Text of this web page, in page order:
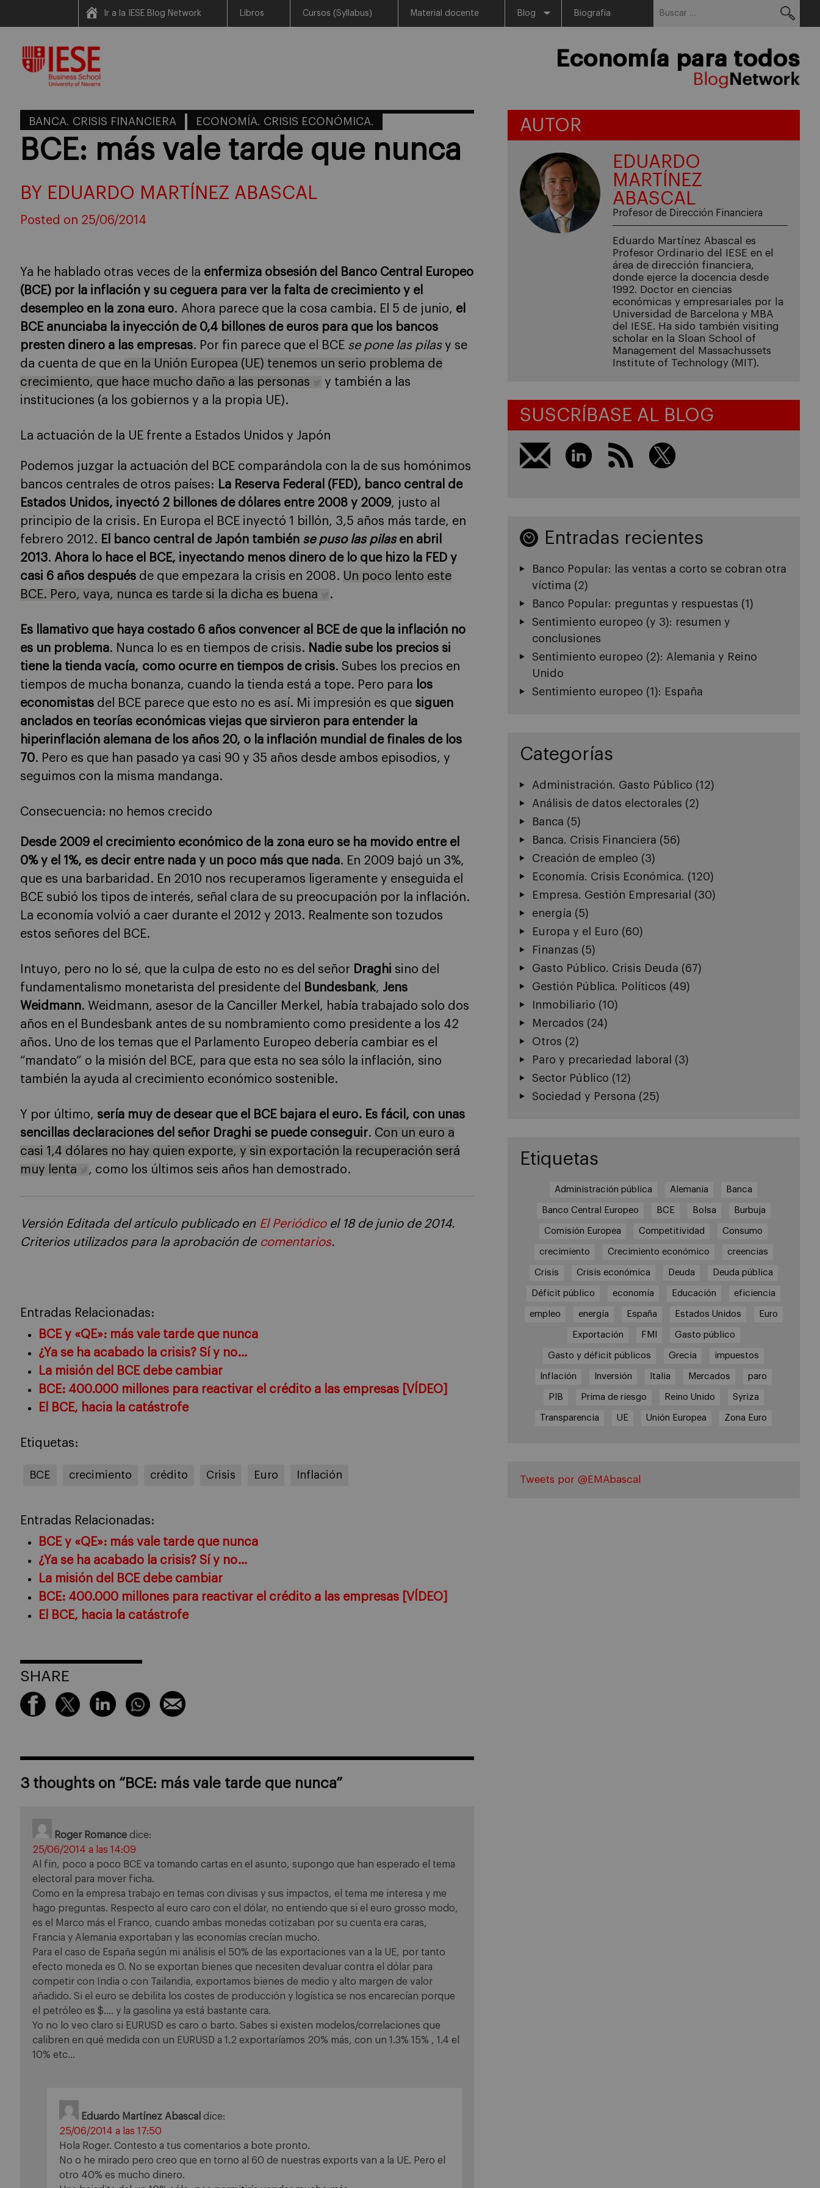
content
Ir a la IESE Blog Network Libros Cursos (Syllabus) Material docente Blog Biografía
Economía para todos
BANCA. CRISIS FINANCIERA ECONOMÍA. CRISIS ECONÓMICA.
BCE: más vale tarde que nunca
BY EDUARDO MARTÍNEZ ABASCAL
Posted on 25/06/2014
Ya he hablado otras veces de la enfermiza obsesión del Banco Central Europeo
(BCE) por la inflación y su ceguera para ver la falta de crecimiento y el
desempleo en la zona euro. Ahora parece que la cosa cambia. El 5 de junio, el
BCE anunciaba la inyección de 0,4 billones de euros para que los bancos
presten dinero a las empresas. Por fin parece que el BCE se pone las pilasy se
da cuenta de que en la Unión Europea (UE) tenemos un serio problema de
crecimiento, que hace mucho daño a las personas
y también a las
instituciones (a los gobiernos y a la propia UE).
La actuación de la UE frente a Estados Unidos y Japón
Podemos juzgar la actuación del BCE comparándola con la de sus homónimos
bancos centrales de otros países: La Reserva Federal (FED), banco central de
Estados Unidos, inyectó 2 billones de dólares entre 2008 y 2009, justo al
principio de la crisis. En Europa el BCE inyectó 1 billón, 3,5 años más tarde, en
febrero 2012. El banco central de Japón también se puso las pilasen abril
2013. Ahora lo hace el BCE, inyectando menos dinero de lo que hizo la FED y
casi 6 años después de que empezara la crisis en 2008. Un poco lento este
BCE. Pero, vaya, nunca es tarde si la dicha es buena
.
Es llamativo que haya costado 6 años convencer al BCE de que la inflación no
es un problema. Nunca lo es en tiempos de crisis. Nadie sube los precios si
tiene la tienda vacía, como ocurre en tiempos de crisis. Subes los precios en
tiempos de mucha bonanza, cuando la tienda está a tope. Pero para los
economistas del BCE parece que esto no es así. Mi impresión es que siguen
anclados en teorías económicas viejas que sirvieron para entender la
hiperinflación alemana de los años 20, o la inflación mundial de finales de los
70. Pero es que han pasado ya casi 90 y 35 años desde ambos episodios, y
seguimos con la misma mandanga.
Consecuencia: no hemos crecido
Desde 2009 el crecimiento económico de la zona euro se ha movido entre el
0% y el 1%, es decir entre nada y un poco más que nada. En 2009 bajó un 3%,
que es una barbaridad. En 2010 nos recuperamos ligeramente y enseguida el
BCE subió los tipos de interés, señal clara de su preocupación por la inflación.
La economía volvió a caer durante el 2012 y 2013. Realmente son tozudos
estos señores del BCE.
Intuyo, pero no lo sé, que la culpa de esto no es del señor Draghi sino del
fundamentalismo monetarista del presidente del
Bundesbank, Jens
Weidmann. Weidmann, asesor de la Canciller Merkel, había trabajado solo dos
años en el Bundesbank antes de su nombramiento como presidente a los 42
años. Uno de los temas que el Parlamento Europeo debería cambiar es el
“mandato” o la misión del BCE, para que esta no sea sólo la inflación, sino
también la ayuda al crecimiento económico sostenible.
Y por último, sería muy de desear que el BCE bajara el euro. Es fácil, con unas
sencillas declaraciones del señor Draghi se puede conseguir. Con un euro a
casi 1,4 dólares no hay quien exporte, y sin exportación la recuperación será
muy lenta
, como los últimos seis años han demostrado.
Versión Editada del artículo publicado en El Periódicoel 18 de junio de 2014.
Criterios utilizados para la aprobación de comentarios.
Entradas Relacionadas:
BCE y «QE»: más vale tarde que nunca
¿Ya se ha acabado la crisis? Sí y no…
La misión del BCE debe cambiar
BCE: 400.000 millones para reactivar el crédito a las empresas [VÍDEO]
El BCE, hacia la catástrofe
Etiquetas:
BCE crecimiento crédito Crisis Euro Inflación
Entradas Relacionadas:
BCE y «QE»: más vale tarde que nunca
¿Ya se ha acabado la crisis? Sí y no…
La misión del BCE debe cambiar
BCE: 400.000 millones para reactivar el crédito a las empresas [VÍDEO]
El BCE, hacia la catástrofe
SHARE
3 thoughts on “ BCE: más vale tarde que nunca”
Roger Romance dice:
25/06/2014 a las 14:09
Al fin, poco a poco BCE va tomando cartas en el asunto, supongo que han esperado el tema
electoral para mover ficha.
Como en la empresa trabajo en temas con divisas y sus impactos, el tema me interesa y me
hago preguntas. Respecto al euro caro con el dólar, no entiendo que si el euro grosso modo,
es el Marco más el Franco, cuando ambas monedas cotizaban por su cuenta era caras,
Francia y Alemania exportaban y las economías crecían mucho.
Para el caso de España según mi análisis el 50% de las exportaciones van a la UE, por tanto
efecto moneda es 0. No se exportan bienes que necesiten devaluar contra el dólar para
competir con India o con Tailandia, exportamos bienes de medio y alto margen de valor
añadido. Si el euro se debilita los costes de producción y logística se nos encarecían porque
el petróleo es $…. y la gasolina ya está bastante cara.
Yo no lo veo claro si EURUSD es caro o barto. Sabes si existen modelos/correlaciones que
calibren en qué medida con un EURUSD a 1.2 exportaríamos 20% más, con un 1.3% 15% , 1.4 el
10% etc…
Eduardo Martínez Abascal dice:
25/06/2014 a las 17:50
Hola Roger. Contesto a tus comentarios a bote pronto.
No o he mirado pero creo que en torno al 60 de nuestras exports van a la UE. Pero el
otro 40% es mucho dinero.
AUTOR
EDUARDO
MARTÍNEZ
ABASCAL
Profesor de Dirección Financiera
Eduardo Martínez Abascal es
Profesor Ordinario del IESE en el
área de dirección financiera,
donde ejerce la docencia desde
1992. Doctor en ciencias
económicas y empresariales por la
Universidad de Barcelona y MBA
del IESE. Ha sido también visiting
scholar en la Sloan School of
Management del Massachussets
Institute of Technology (MIT).
SUSCRÍBASE AL BLOG
Entradas recientes
Banco Popular: las ventas a corto se cobran otra
víctima (2)
Banco Popular: preguntas y respuestas (1)
Sentimiento europeo (y 3): resumen y
conclusiones
Sentimiento europeo (2): Alemania y Reino
Unido
Sentimiento europeo (1): España
Categorías
Administración. Gasto Público (12)
Análisis de datos electorales (2)
Banca (5)
Banca. Crisis Financiera (56)
Creación de empleo (3)
Economía. Crisis Económica. (120)
Empresa. Gestión Empresarial
(30)
energía (5)
Europa y el Euro (60)
Finanzas (5)
Gasto Público. Crisis Deuda (67)
Gestión Pública. Políticos (49)
Inmobiliario (10)
Mercados (24)
Otros (2)
Paro y precariedad laboral
(3)
Sector Público (12)
Sociedad y Persona (25)
Etiquetas
Administración pública Alemania Banca
Banco Central Europeo BCE Bolsa Burbuja
Comisión Europea Competitividad Consumo
crecimiento Crecimiento económico creencias
Crisis Crisis económica Deuda Deuda pública
Déficit público economía Educación eficiencia
empleo energía España Estados Unidos Euro
Exportación FMI Gasto público
Gasto y déficit públicos Grecia impuestos
Inflación Inversión Italia Mercados paro
PIB Prima de riesgo Reino Unido Syriza
Transparencia UE Unión Europea Zona Euro
Tweets por @EMAbascal